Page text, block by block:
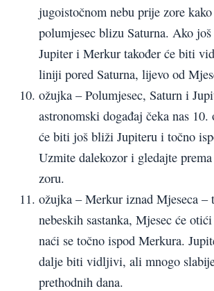
jugoistočnom nebu prije zore
polumjesec blizu Saturna. Ako
Jupiter i Merkur također će biti
liniji pored Saturna, lijevo od
ožujka – Polumjesec, Saturn i
astronomski događaj čeka nas
će biti još bliži Jupiteru i točno
Uzmite dalekozor i gledajte
zoru.
ožujka – Merkur iznad Mjeseca –
nebeskih sastanka, Mjesec će
naći se točno ispod Merkura.
dalje biti vidljivi, ali mnogo
prethodnih dana.